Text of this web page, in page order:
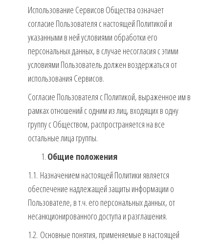
Использование Сервисов Общества означает
согласие Пользователя с настоящей Политикой и
указанными в ней условиями обработки его
персональных данных, в случае несогласия с этими
условиями Пользователь должен воздержаться от
использования Сервисов.
Согласие Пользователя с Политикой, выраженное им в
рамках отношений с одним из лиц, входящих в одну
группу с Обществом, распространяется на все
остальные лица группы.
Общие положения
1.1. Назначением настоящей Политики является
обеспечение надлежащей защиты информации о
Пользователе, в т.ч. его персональных данных, от
несанкционированного доступа и разглашения.
1.2. Основные понятия, применяемые в настоящей